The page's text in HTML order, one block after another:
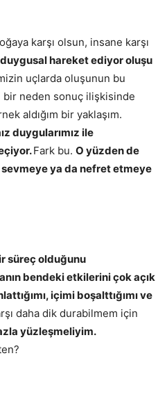
karşı olsun, insane karşı
duygusal hareket ediyor oluşu
uçlarda oluşunun bu
bir neden sonuç ilişkisinde
aldığım bir yaklaşım.
duygularımız ile
Fark bu. O yüzden de
ya da nefret etmeye
süreç olduğunu
bendeki etkilerini çok açık
içimi boşalttığımı ve
daha dik durabilmem için
yüzleşmeliyim.